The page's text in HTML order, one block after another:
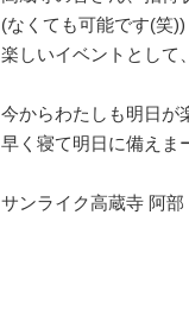
(なくても可能です(笑))
楽しいイベントとして
今からわたしも明日が
早く寝て明日に備えま
サンライク高蔵寺 阿部